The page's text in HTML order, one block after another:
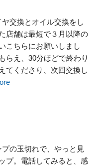
ヤ交換とオイル交換をし
店舗は最短で３月以降の
こちらにお願いしまし
らえ、30分ほどで終わり
てくださり、次回交換し
の玉切れで、やっと見
プ。電話してみると、感